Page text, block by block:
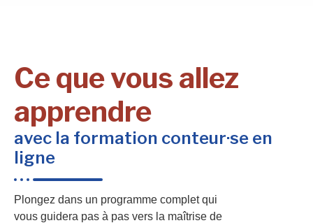
Ce que vous allez
apprendre
avec la formation conteur·se en
ligne
Plongez dans un programme complet qui
vous guidera pas à pas vers la maîtrise de